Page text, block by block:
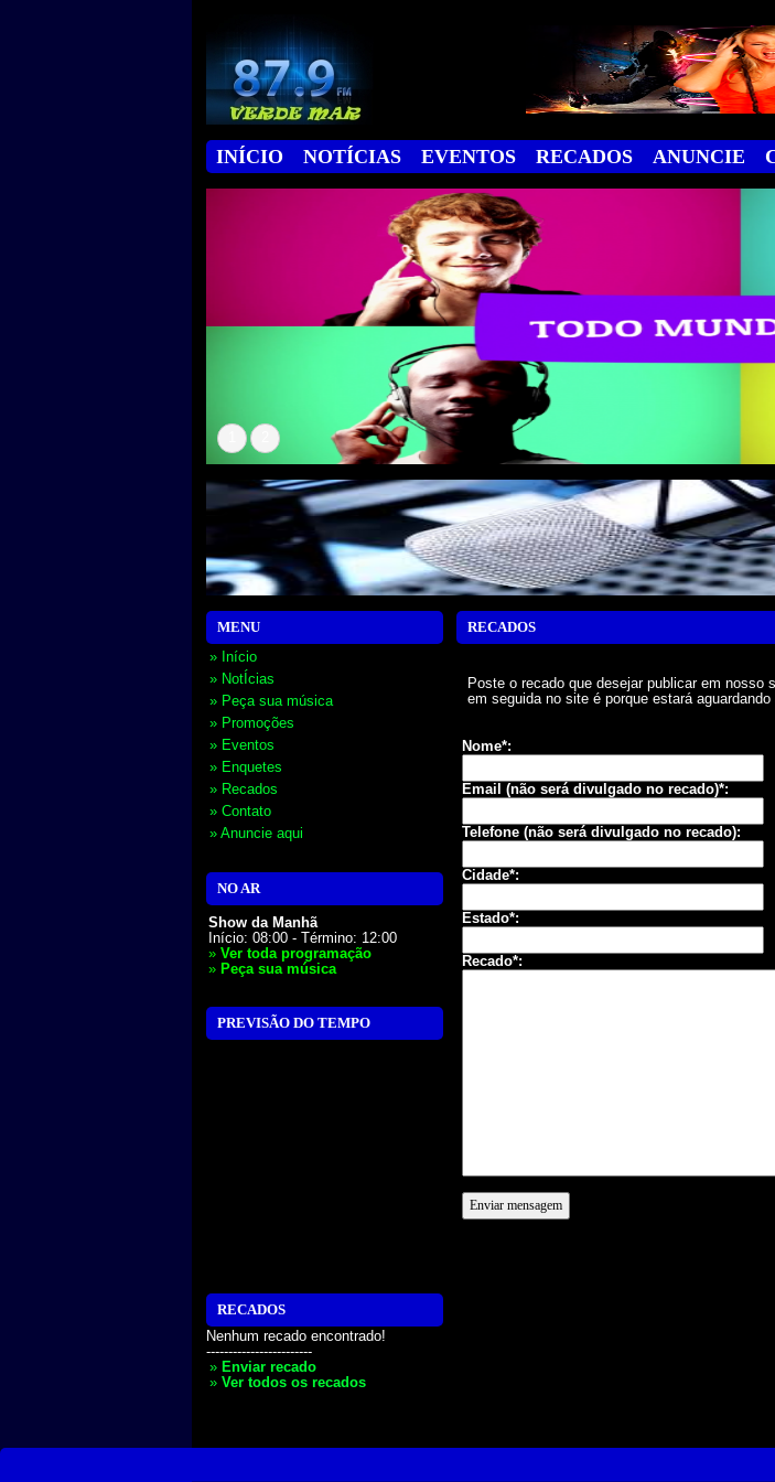
INÍCIO NOTÍCIAS EVENTOS RECADOS ANUNCIE
MENU
» Início
» NotÍcias
» Peça sua música
» Promoções
» Eventos
» Enquetes
» Recados
» Contato
» Anuncie aqui
NO AR
Show da Manhã
Início: 08:00 - Término: 12:00
» Ver toda programação
» Peça sua música
PREVISÃO DO TEMPO
RECADOS
Nenhum recado encontrado!
------------------------
» Enviar recado
» Ver todos os recados
RECADOS
Poste o recado que desejar publicar em nosso
em seguida no site é porque estará
Nome*:
Email (não será divulgado no recado)*:
Telefone (não será divulgado no recado):
Cidade*:
Estado*:
Recado*: